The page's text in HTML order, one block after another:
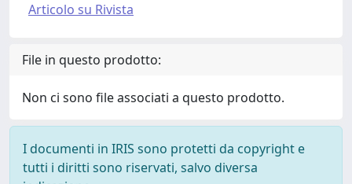
Articolo su Rivista
File in questo prodotto:
Non ci sono file associati a questo prodotto.
I documenti in IRIS sono protetti da copyright e
tutti i diritti sono riservati, salvo diversa